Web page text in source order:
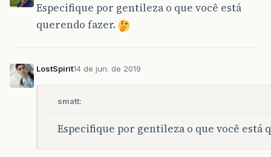
}
Especifique por gentileza o que você está
querendo fazer.
LostSpirit14 de jun. de 2019
smatt:
Especifique por gentileza o que você está